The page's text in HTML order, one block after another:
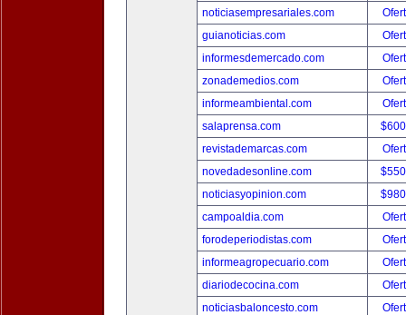
noticiasempresariales.com
guianoticias.com
informesdemercado.com
zonademedios.com
informeambiental.com
salaprensa.com
revistademarcas.com
novedadesonline.com
noticiasyopinion.com
campoaldia.com
forodeperiodistas.com
informeagropecuario.com
diariodecocina.com
noticiasbaloncesto.com